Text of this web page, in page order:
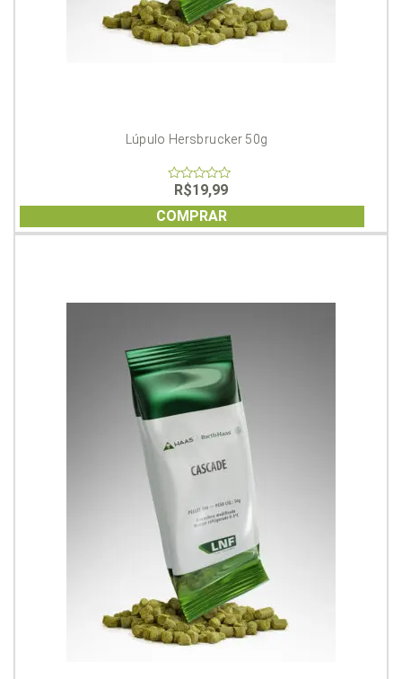
Lúpulo Hersbrucker 50g
of
5
R$19,99
COMPRAR